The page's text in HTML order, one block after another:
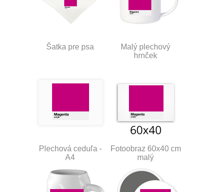
Šatka pre psa
Malý plechový
hrnček
Plechová ceduľa -
A4
Fotoobraz 60x40 cm
malý